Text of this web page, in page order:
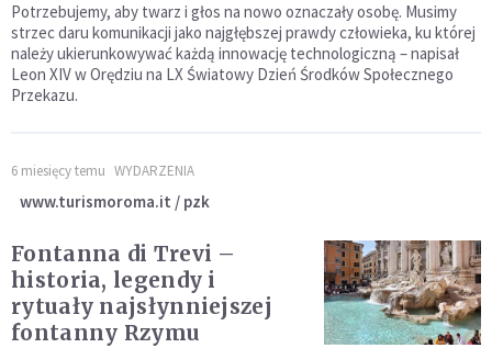
Potrzebujemy, aby twarz i głos na nowo oznaczały osobę. Musimy
strzec daru komunikacji jako najgłębszej prawdy człowieka, ku której
należy ukierunkowywać każdą innowację technologiczną – napisał
Leon XIV w Orędziu na LX Światowy Dzień Środków Społecznego
Przekazu.
6 miesięcy temu WYDARZENIA
www.turismoroma.it / pzk
Fontanna di Trevi –
historia, legendy i
rytuały najsłynniejszej
fontanny Rzymu